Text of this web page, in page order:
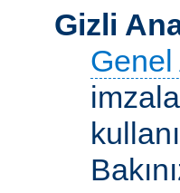
Gizli
Genel